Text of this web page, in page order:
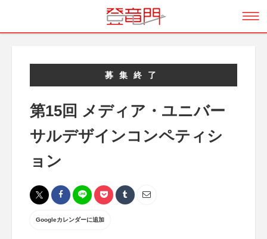
募集終了
第15回 メディア・ユニバー
サルデザインコンペティシ
ョン
Googleカレンダーに追加